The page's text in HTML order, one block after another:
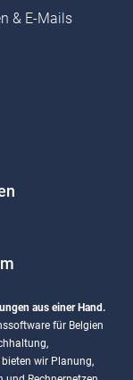
& E-Mails
aus einer Hand.
für Belgien
wir Planung,